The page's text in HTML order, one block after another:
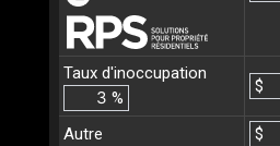
Taux d'inoccupation
%
$
Autre
$